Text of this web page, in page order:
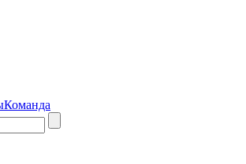
Команда